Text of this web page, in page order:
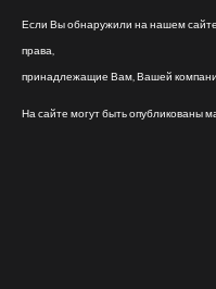
Если Вы обнаружили на нашем
права,
принадлежащие Вам, Вашей
На сайте могут быть опубликованы